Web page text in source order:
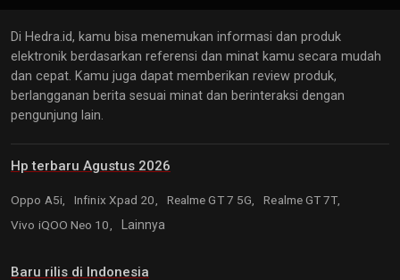
Di Hedra.id, kamu bisa menemukan informasi dan produk
elektronik berdasarkan referensi dan minat kamu secara mudah
dan cepat. Kamu juga dapat memberikan review produk,
berlangganan berita sesuai minat dan berinteraksi dengan
pengunjung lain.
Hp terbaru Agustus 2026
Oppo A5i, Infinix Xpad 20, Realme GT 7 5G,
Realme GT 7T,
Vivo iQOO Neo 10,
Lainnya
Baru rilis di Indonesia